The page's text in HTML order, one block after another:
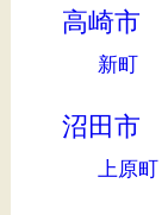
高崎市
新町
沼田市
上原町